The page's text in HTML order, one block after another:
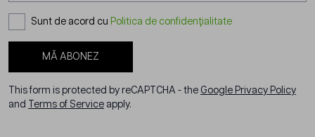
Sunt de acord cu Politica de confidențialitate
MĂ ABONEZ
This form is protected by reCAPTCHA - the Google Privacy Policy
and
Terms of Service apply.